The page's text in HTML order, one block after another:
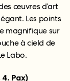
œuvres d’art
Les points
magnifique sur
à cield de
Labo.
4. Pax)